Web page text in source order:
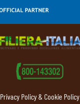
Privacy Policy & Cookie Policy